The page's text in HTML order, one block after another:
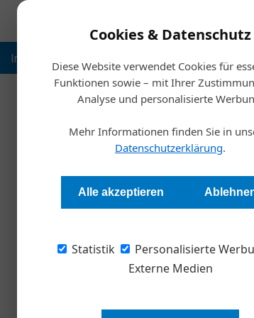
Cookies & Datenschutz
Diese Website verwendet Cookies für
Funktionen sowie – mit Ihrer
Analyse und personalisierte
Mehr Informationen finden Sie in
Datenschutzerklärung.
Alle akzeptieren
Statistik
Personalisierte
Externe Medien
Inspiration
Big
Redaktion
Veraltete, ungenaue und
Mehrarbeit und können zum
erklärt Oliver Rozić, Vice
Unternehmen